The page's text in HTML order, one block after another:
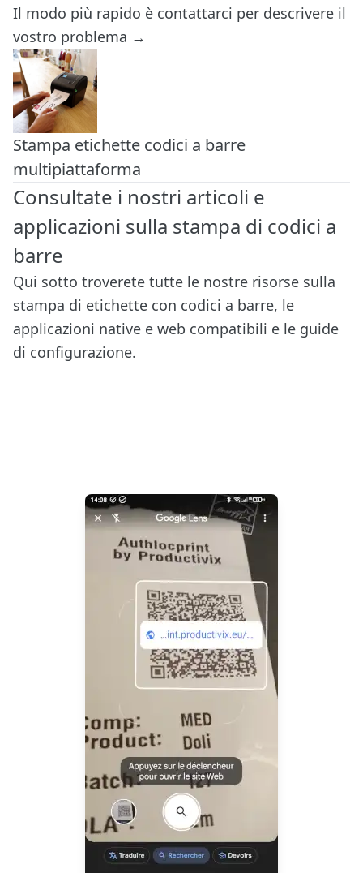
Il modo più rapido è contattarci per descrivere il
vostro problema →
Stampa etichette codici a barre
multipiattaforma
Consultate i nostri articoli e
applicazioni sulla stampa di codici a
barre
Qui sotto troverete tutte le nostre risorse sulla
stampa di etichette con codici a barre, le
applicazioni native e web compatibili e le guide
di configurazione.